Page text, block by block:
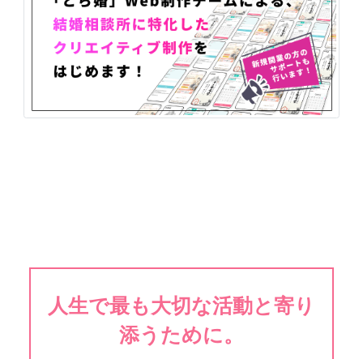
人生で最も大切な活動と寄り
添うために。